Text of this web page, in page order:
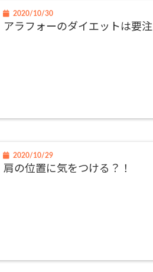
2020/10/30
アラフォーのダイエットは要注
2020/10/29
肩の位置に気をつける？！